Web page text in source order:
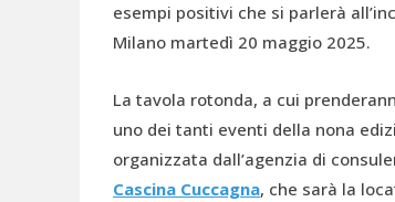
esempi positivi che si parlerà
Milano martedì 20 maggio 2025.
La tavola rotonda, a cui
uno dei tanti eventi della nona
organizzata dall’agenzia di
Cascina Cuccagna, che sarà la